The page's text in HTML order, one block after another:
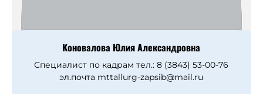
Коновалова Юлия Александровна
Специалист по кадрам тел.: 8 (3843) 53-00-76
эл.почта mttallurg-zapsib@mail.ru